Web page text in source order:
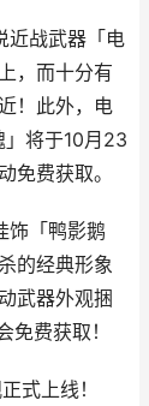
近战武器「电
，而十分有
！此外，电
将于10月23
免费获取。
饰「鸭影鹅
的经典形象
武器外观捆
费获取！
式上线！